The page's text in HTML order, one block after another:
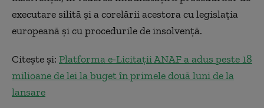
executare silită şi a corelării acestora cu legislaţia
europeană şi cu procedurile de insolvenţă.
Citește și: Platforma e-Licitații ANAF a adus peste 18
milioane de lei la buget în primele două luni de la
lansare